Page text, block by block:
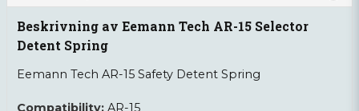
Beskrivning av Eemann Tech AR-15 Selector
Detent Spring
Eemann Tech AR-15 Safety Detent Spring
Compatibility: AR-15